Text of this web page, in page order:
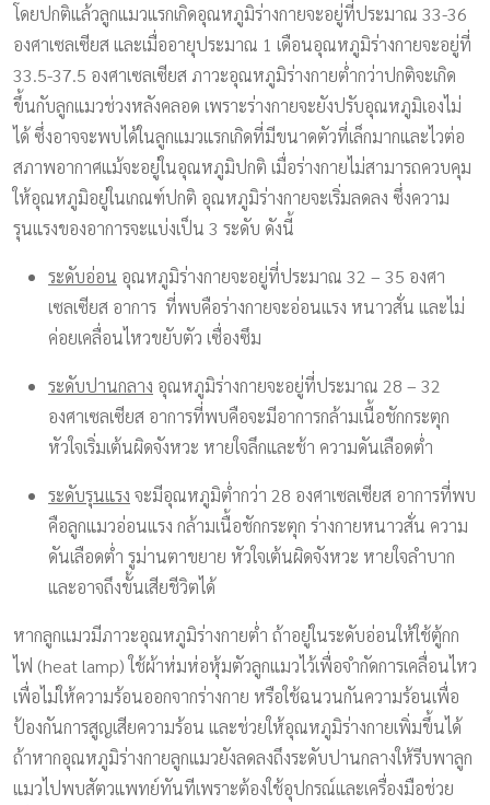
โดยปกติแล้วลูกแมวแรกเกิดอุณหภูมิร่างกายจะอยู่ที่ประมาณ 33-36
องศาเซลเซียส และเมื่ออายุประมาณ 1 เดือนอุณหภูมิร่างกายจะอยู่ที่
33.5-37.5 องศาเซลเซียส ภาวะอุณหภูมิร่างกายต่ำกว่าปกติจะเกิด
ขึ้นกับลูกแมวช่วงหลังคลอด เพราะร่างกายจะยังปรับอุณหภูมิเองไม่
ได้ ซึ่งอาจจะพบได้ในลูกแมวแรกเกิดที่มีขนาดตัวที่เล็กมากและไวต่อ
สภาพอากาศแม้จะอยู่ในอุณหภูมิปกติ เมื่อร่างกายไม่สามารถควบคุม
ให้อุณหภูมิอยู่ในเกณฑ์ปกติ อุณหภูมิร่างกายจะเริ่มลดลง ซึ่งความ
รุนแรงของอาการจะแบ่งเป็น 3 ระดับ ดังนี้
ระดับอ่อน อุณหภูมิร่างกายจะอยู่ที่ประมาณ 32 – 35 องศา
เซลเซียส อาการ ที่พบคือร่างกายจะอ่อนแรง หนาวสั่น และไม่
ค่อยเคลื่อนไหวขยับตัว เซื่องซึม
ระดับปานกลาง อุณหภูมิร่างกายจะอยู่ที่ประมาณ 28 – 32
องศาเซลเซียส อาการที่พบคือจะมีอาการกล้ามเนื้อชักกระตุก
หัวใจเริ่มเต้นผิดจังหวะ หายใจลึกและช้า ความดันเลือดต่ำ
ระดับรุนแรง จะมีอุณหภูมิต่ำกว่า 28 องศาเซลเซียส อาการที่พบ
คือลูกแมวอ่อนแรง กล้ามเนื้อชักกระตุก ร่างกายหนาวสั่น ความ
ดันเลือดต่ำ รูม่านตาขยาย หัวใจเต้นผิดจังหวะ หายใจลำบาก
และอาจถึงขั้นเสียชีวิตได้
หากลูกแมวมีภาวะอุณหภูมิร่างกายต่ำ ถ้าอยู่ในระดับอ่อนให้ใช้ตู้กก
ไฟ (heat lamp) ใช้ผ้าห่มห่อหุ้มตัวลูกแมวไว้เพื่อจำกัดการเคลื่อนไหว
เพื่อไม่ให้ความร้อนออกจากร่างกาย หรือใช้ฉนวนกันความร้อนเพื่อ
ป้องกันการสูญเสียความร้อน และช่วยให้อุณหภูมิร่างกายเพิ่มขึ้นได้
ถ้าหากอุณหภูมิร่างกายลูกแมวยังลดลงถึงระดับปานกลางให้รีบพาลูก
แมวไปพบสัตวแพทย์ทันทีเพราะต้องใช้อุปกรณ์และเครื่องมือช่วย